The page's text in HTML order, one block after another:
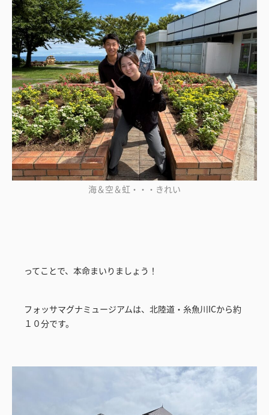
海＆空＆虹・・・きれい
ってことで、本命まいりましょう！
フォッサマグナミュージアムは、北陸道・糸魚川ICから約
１０分です。